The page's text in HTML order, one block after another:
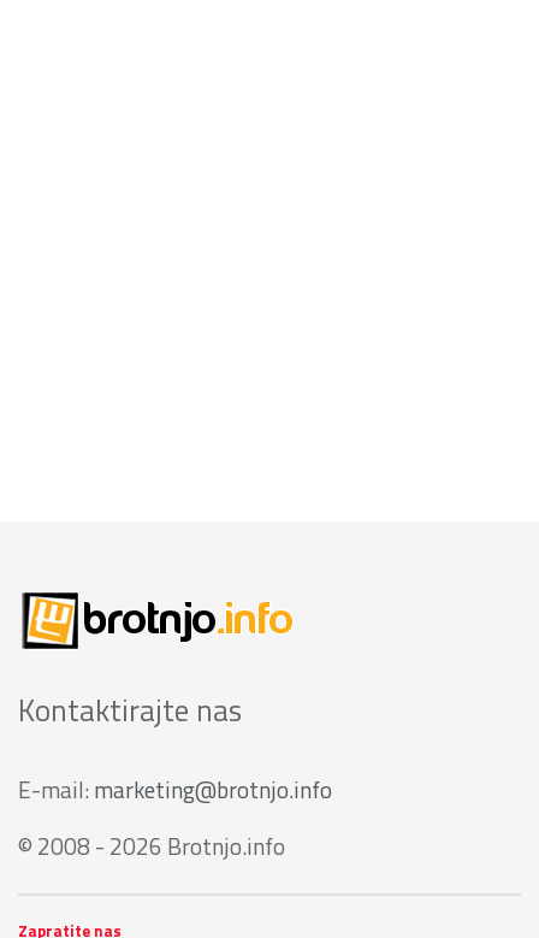
Kontaktirajte nas
E-mail: marketing@brotnjo.info
© 2008 - 2026 Brotnjo.info
Zapratite nas